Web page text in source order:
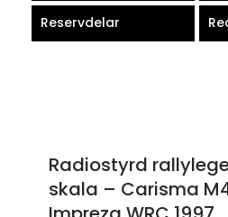
Radiostyrd
skala – Carisma
Reservdelar